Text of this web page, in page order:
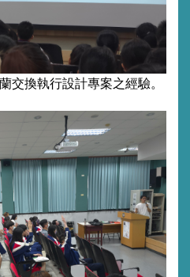
換執行設計專案之經驗。